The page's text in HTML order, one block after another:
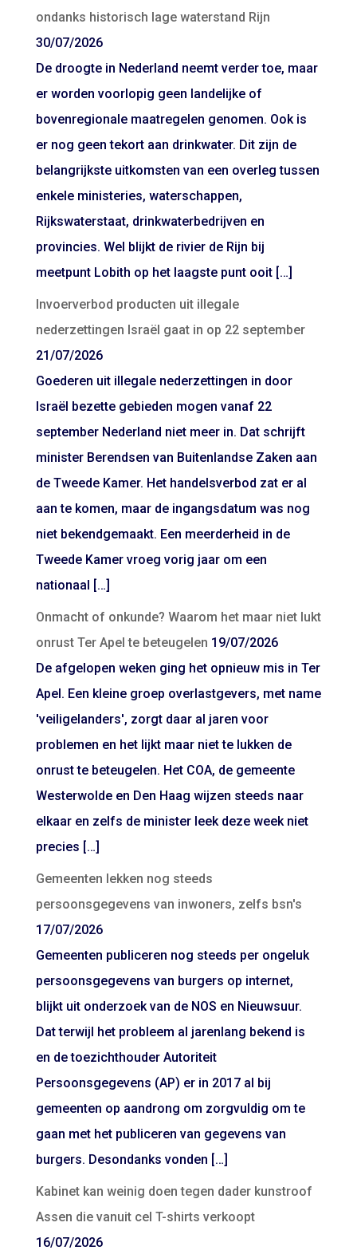
ondanks historisch lage waterstand Rijn
30/07/2026
De droogte in Nederland neemt verder toe, maar
er worden voorlopig geen landelijke of
bovenregionale maatregelen genomen. Ook is
er nog geen tekort aan drinkwater. Dit zijn de
belangrijkste uitkomsten van een overleg tussen
enkele ministeries, waterschappen,
Rijkswaterstaat, drinkwaterbedrijven en
provincies. Wel blijkt de rivier de Rijn bij
meetpunt Lobith op het laagste punt ooit […]
Invoerverbod producten uit illegale
nederzettingen Israël gaat in op 22 september
21/07/2026
Goederen uit illegale nederzettingen in door
Israël bezette gebieden mogen vanaf 22
september Nederland niet meer in. Dat schrijft
minister Berendsen van Buitenlandse Zaken aan
de Tweede Kamer. Het handelsverbod zat er al
aan te komen, maar de ingangsdatum was nog
niet bekendgemaakt. Een meerderheid in de
Tweede Kamer vroeg vorig jaar om een
nationaal […]
Onmacht of onkunde? Waarom het maar niet lukt
onrust Ter Apel te beteugelen 19/07/2026
De afgelopen weken ging het opnieuw mis in Ter
Apel. Een kleine groep overlastgevers, met name
'veiligelanders', zorgt daar al jaren voor
problemen en het lijkt maar niet te lukken de
onrust te beteugelen. Het COA, de gemeente
Westerwolde en Den Haag wijzen steeds naar
elkaar en zelfs de minister leek deze week niet
precies […]
Gemeenten lekken nog steeds
persoonsgegevens van inwoners, zelfs bsn's
17/07/2026
Gemeenten publiceren nog steeds per ongeluk
persoonsgegevens van burgers op internet,
blijkt uit onderzoek van de NOS en Nieuwsuur.
Dat terwijl het probleem al jarenlang bekend is
en de toezichthouder Autoriteit
Persoonsgegevens (AP) er in 2017 al bij
gemeenten op aandrong om zorgvuldig om te
gaan met het publiceren van gegevens van
burgers. Desondanks vonden […]
Kabinet kan weinig doen tegen dader kunstroof
Assen die vanuit cel T-shirts verkoopt
16/07/2026